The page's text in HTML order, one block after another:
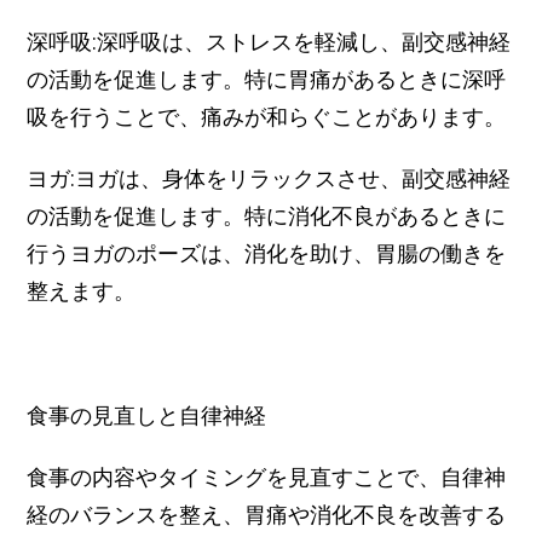
深呼吸:深呼吸は、ストレスを軽減し、副交感神経
の活動を促進します。特に胃痛があるときに深呼
吸を行うことで、痛みが和らぐことがあります。
ヨガ:ヨガは、身体をリラックスさせ、副交感神経
の活動を促進します。特に消化不良があるときに
行うヨガのポーズは、消化を助け、胃腸の働きを
整えます。
食事の見直しと自律神経
食事の内容やタイミングを見直すことで、自律神
経のバランスを整え、胃痛や消化不良を改善する